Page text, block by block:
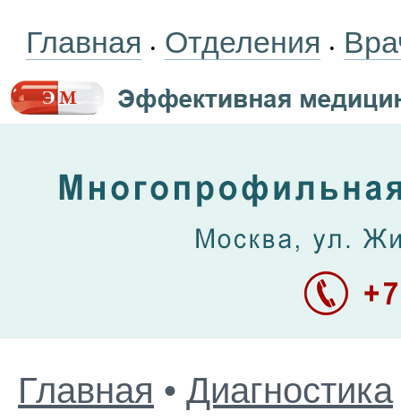
Главная • Отделения •
Главная • Диагностика